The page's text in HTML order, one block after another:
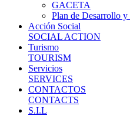
GACETA
Plan de Desarrollo
Acción Social
SOCIAL ACTION
Turismo
TOURISM
Servicios
SERVICES
CONTACTOS
CONTACTS
S.I.L